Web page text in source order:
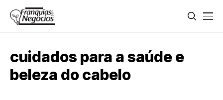
cuidados para a saúde e
beleza do cabelo